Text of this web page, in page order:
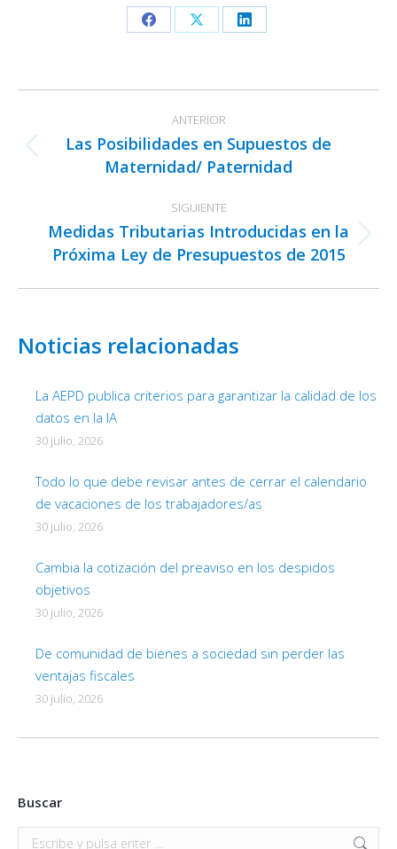
Share
Facebook
Share
X
Share
LinkedIn
entre
publicaciones
ANTERIOR
Publicación
anterior:
Las Posibilidades en Supuestos de
Maternidad/ Paternidad
SIGUIENTE
Publicación
siguiente:
Medidas Tributarias Introducidas en la
Próxima Ley de Presupuestos de 2015
Noticias relacionadas
La AEPD publica criterios para garantizar la calidad de los
datos en la IA
30 julio, 2026
Todo lo que debe revisar antes de cerrar el calendario
de vacaciones de los trabajadores/as
30 julio, 2026
Cambia la cotización del preaviso en los despidos
objetivos
30 julio, 2026
De comunidad de bienes a sociedad sin perder las
ventajas fiscales
30 julio, 2026
Buscar
Buscar: